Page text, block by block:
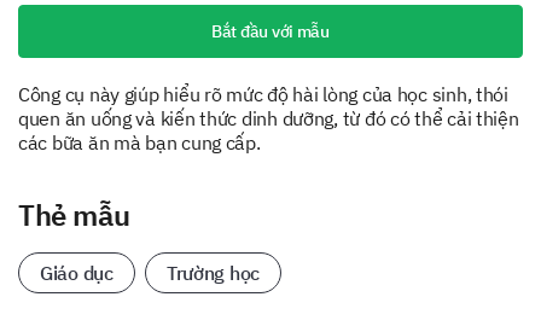
Bắt đầu với mẫu
Công cụ này giúp hiểu rõ mức độ hài lòng của học sinh, thói
quen ăn uống và kiến thức dinh dưỡng, từ đó có thể cải thiện
các bữa ăn mà bạn cung cấp.
Thẻ mẫu
Giáo dục Trường học